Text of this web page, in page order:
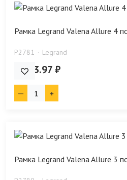
Рамка Legrand Valena Allure 4
P2781 Legrand
3 203.97 ₽
Рамка Legrand Valena Allure 3